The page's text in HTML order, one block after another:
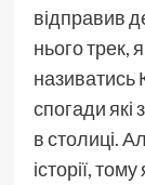
відправив
нього трек,
називатись
спогади які
в столиці.
історії,